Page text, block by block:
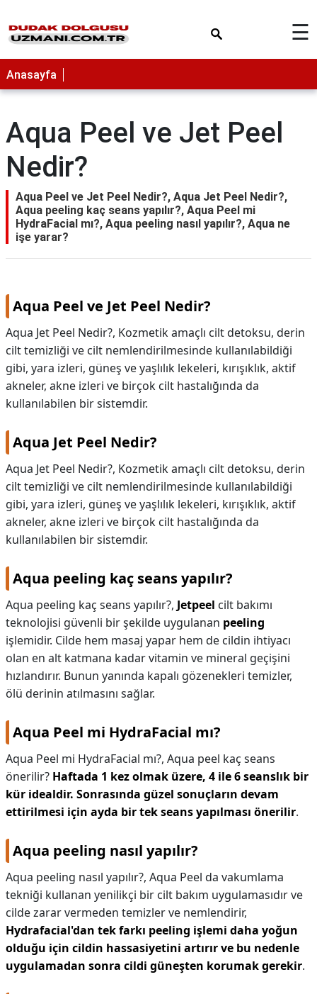
☰
Anasayfa
Aqua Peel ve Jet Peel
Nedir?
Aqua Peel ve Jet Peel Nedir?, Aqua Jet Peel Nedir?,
Aqua peeling kaç seans yapılır?, Aqua Peel mi
HydraFacial mı?, Aqua peeling nasıl yapılır?, Aqua ne
işe yarar?
Aqua Peel ve Jet Peel Nedir?
Aqua Jet Peel Nedir?, Kozmetik amaçlı cilt detoksu, derin
cilt temizliği ve cilt nemlendirilmesinde kullanılabildiği
gibi, yara izleri, güneş ve yaşlılık lekeleri, kırışıklık, aktif
akneler, akne izleri ve birçok cilt hastalığında da
kullanılabilen bir sistemdir.
Aqua Jet Peel Nedir?
Aqua Jet Peel Nedir?, Kozmetik amaçlı cilt detoksu, derin
cilt temizliği ve cilt nemlendirilmesinde kullanılabildiği
gibi, yara izleri, güneş ve yaşlılık lekeleri, kırışıklık, aktif
akneler, akne izleri ve birçok cilt hastalığında da
kullanılabilen bir sistemdir.
Aqua peeling kaç seans yapılır?
Aqua peeling kaç seans yapılır?, Jetpeel cilt bakımı
teknolojisi güvenli bir şekilde uygulanan peeling
işlemidir. Cilde hem masaj yapar hem de cildin ihtiyacı
olan en alt katmana kadar vitamin ve mineral geçişini
hızlandırır. Bunun yanında kapalı gözenekleri temizler,
ölü derinin atılmasını sağlar.
Aqua Peel mi HydraFacial mı?
Aqua Peel mi HydraFacial mı?, Aqua peel kaç seans
önerilir? Haftada 1 kez olmak üzere, 4 ile 6 seanslık bir
kür idealdir. Sonrasında güzel sonuçların devam
ettirilmesi için ayda bir tek seans yapılması önerilir.
Aqua peeling nasıl yapılır?
Aqua peeling nasıl yapılır?, Aqua Peel da vakumlama
tekniği kullanan yenilikçi bir cilt bakım uygulamasıdır ve
cilde zarar vermeden temizler ve nemlendirir,
Hydrafacial'dan tek farkı peeling işlemi daha yoğun
olduğu için cildin hassasiyetini artırır ve bu nedenle
uygulamadan sonra cildi güneşten korumak gerekir.